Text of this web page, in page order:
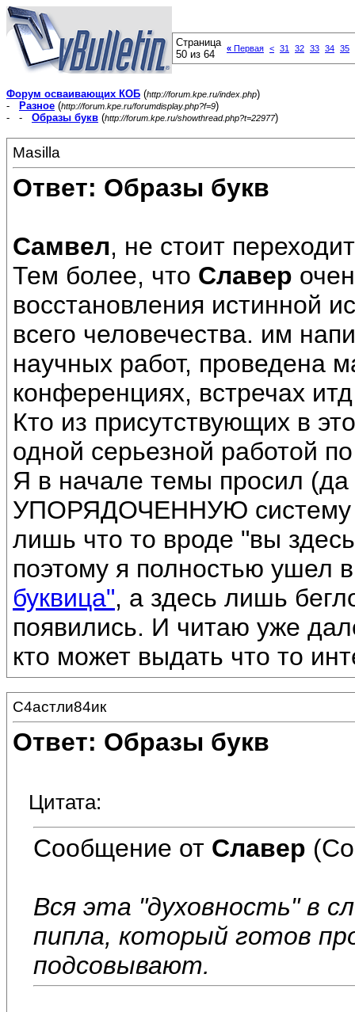
Страница
50 из 64
« Первая < 31 32 33 34 35
Форум осваивающих КОБ (http://forum.kpe.ru/index.php)
-
Разное (http://forum.kpe.ru/forumdisplay.php?f=9)
- - Образы букв (http://forum.kpe.ru/showthread.php?t=22977)
Masilla
Ответ: Образы букв
Самвел, не стоит
Тем более, что Славер
восстановления истинной
всего человечества. им
научных работ, проведена
конференциях, встречах
Кто из присутствующих в
одной серьезной работой
Я в начале темы просил (да
УПОРЯДОЧЕННУЮ систему
лишь что то вроде "вы
поэтому я полностью ушел
буквица", а здесь лишь
появились. И читаю уже
кто может выдать что то
С4астли84ик
Ответ: Образы букв
Цитата:
Сообщение от Славер
Вся эта "духовность" в
пипла, который готов
подсовывают.